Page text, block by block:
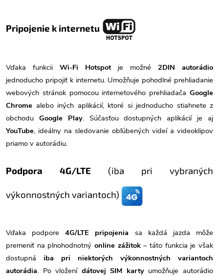
Pripojenie k internetu
Vďaka funkcii Wi-Fi Hotspotje možné 2DIN autorádio
jednoducho pripojiť k internetu. Umožňuje pohodlné prehliadanie
webových stránok pomocou internetového prehliadača Google
Chrome alebo iných aplikácií, ktoré si jednoducho stiahnete z
obchodu Google Play. Súčasťou dostupných aplikácií je aj
YouTube, ideálny na sledovanie obľúbených videí a videoklipov
priamo v autorádiu.
Podpora 4G/LTE (iba pri vybraných
výkonnostných variantoch)
Vďaka podpore4G/LTE pripojenia sa každá jazda môže
premeniť na plnohodnotný online zážitok– táto funkcia je však
dostupná iba pri niektorých výkonnostných variantoch
autorádia. Po vložení dátovej SIM kartyumožňuje autorádio